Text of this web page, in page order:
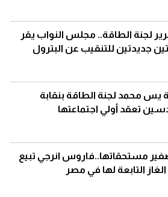
لجنة الطاقة.. مجلس النواب يقر
جديدتين للتنقيب عن البترول
يس محمد لجنة الطاقة بنقابة
تعقد أولي اجتماعتها
مستحقاتها..فاروس انرجي تبيع
التابعة لها في مصر